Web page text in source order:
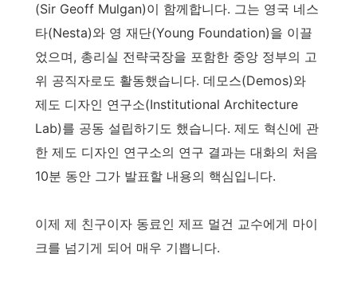
(Sir Geoff Mulgan)이 함께합니다. 그는 영국 네스
타(Nesta)와 영 재단(Young Foundation)을 이끌
었으며, 총리실 전략국장을 포함한 중앙 정부의 고
위 공직자로도 활동했습니다. 데모스(Demos)와
제도 디자인 연구소(Institutional Architecture
Lab)를 공동 설립하기도 했습니다. 제도 혁신에 관
한 제도 디자인 연구소의 연구 결과는 대화의 처음
10분 동안 그가 발표할 내용의 핵심입니다.
이제 제 친구이자 동료인 제프 멀건 교수에게 마이
크를 넘기게 되어 매우 기쁩니다.